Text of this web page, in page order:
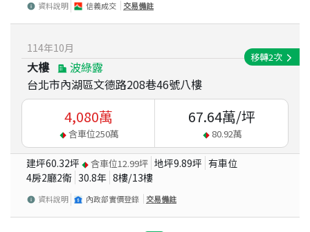
資料說明 信義成交 交易備註
114年10月
大樓
波綠露
台北市內湖區文德路208巷46號八樓
移轉2次
4,080萬
含車位250萬
67.64萬/坪
80.92萬
建坪60.32坪 含車位12.99坪 地坪9.89坪 有車位
4房2廳2衛 30.8年 8樓/13樓
資料說明 內政部實價登錄 交易備註